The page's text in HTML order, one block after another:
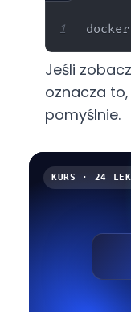
Jeśli
oznacza
pomyślnie.
KURS · 24